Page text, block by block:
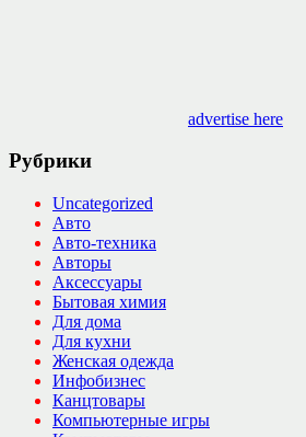
advertise here
Рубрики
Uncategorized
Авто
Авто-техника
Авторы
Аксессуары
Бытовая химия
Для дома
Для кухни
Женская одежда
Инфобизнес
Канцтовары
Компьютерные игры